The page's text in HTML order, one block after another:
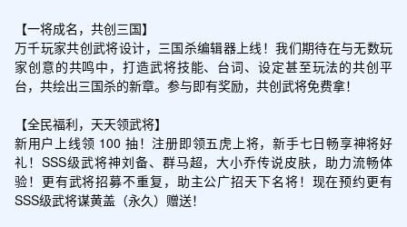
【一将成名，共创三国】
万千玩家共创武将设计，三国杀编辑器上线！我们期待在与无数玩
家创意的共鸣中，打造武将技能、台词、设定甚至玩法的共创平
台，共绘出三国杀的新章。参与即有奖励，共创武将免费拿！
【全民福利，天天领武将】
新用户上线领 100 抽！注册即领五虎上将，新手七日畅享神将好
礼！SSS级武将神刘备、群马超，大小乔传说皮肤，助力流畅体
验！更有武将招募不重复，助主公广招天下名将！现在预约更有
SSS级武将谋黄盖（永久）赠送！